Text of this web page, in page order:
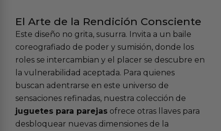
El Arte de la Rendición Consciente
Este diseño no grita, susurra. Invita a un baile
coreografiado de poder y sumisión, donde los
roles se intercambian y el placer se descubre en
la vulnerabilidad aceptada. Para quienes
buscan adentrarse en este universo de
sensaciones refinadas, nuestra colección de
juguetes para parejas ofrece otras llaves para
desbloquear nuevas dimensiones de la